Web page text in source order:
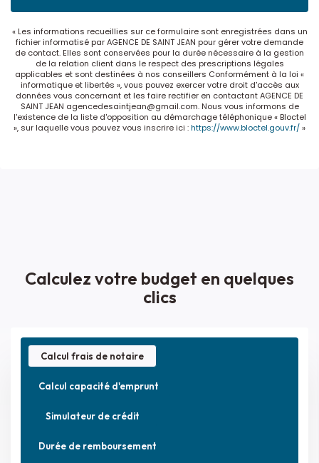
« Les informations recueillies sur ce formulaire sont enregistrées dans un
fichier informatisé par AGENCE DE SAINT JEAN pour gérer votre demande
de contact. Elles sont conservées pour la durée nécessaire à la gestion
de la relation client dans le respect des prescriptions légales
applicables et sont destinées à nos conseillers Conformément à la loi «
informatique et libertés », vous pouvez exercer votre droit d'accès aux
données vous concernant et les faire rectifier en contactant AGENCE DE
SAINT JEAN agencedesaintjean@gmail.com. Nous vous informons de
l'existence de la liste d'opposition au démarchage téléphonique « Bloctel
», sur laquelle vous pouvez vous inscrire ici :https://www.bloctel.gouv.fr/»
Calculez votre budget en quelques
clics
Calcul frais de notaire
Calcul capacité d'emprunt
Simulateur de crédit
Durée de remboursement